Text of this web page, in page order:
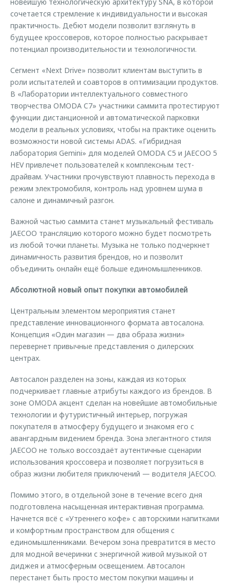
сочетается стремление к индивидуальности и высокая
практичность. Дебют модели позволит взглянуть в
будущее кроссоверов, которое полностью раскрывает
потенциал производительности и технологичности.
Сегмент «Next Drive» позволит клиентам выступить в
роли испытателей и соавторов в оптимизации продуктов.
В «Лаборатории интеллектуального совместного
творчества OMODA C7» участники саммита протестируют
функции дистанционной и автоматической парковки
модели в реальных условиях, чтобы на практике оценить
возможности новой системы ADAS. «Гибридная
лаборатория Gemini» для моделей OMODA C5 и JAECOO 5
HEV привлечет пользователей к комплексным тест-
драйвам. Участники прочувствуют плавность перехода в
режим электромобиля, контроль над уровнем шума в
салоне и динамичный разгон.
Важной частью саммита станет музыкальный фестиваль
JAECOO трансляцию которого можно будет посмотреть
из любой точки планеты. Музыка не только подчеркнет
динамичность развития брендов, но и позволит
объединить онлайн ещё больше единомышленников.
Абсолютной новый опыт покупки автомобилей
Центральным элементом мероприятия станет
представление инновационного формата автосалона.
Концепция «Один магазин — два образа жизни»
перевернет привычные представления о дилерских
центрах.
Автосалон разделен на зоны, каждая из которых
подчеркивает главные атрибуты каждого из брендов. В
зоне OMODA акцент сделан на новейшие автомобильные
технологии и футуристичный интерьер, погружая
покупателя в атмосферу будущего и знакомя его с
авангардным видением бренда. Зона элегантного стиля
JAECOO не только воссоздаёт аутентичные сценарии
использования кроссовера и позволяет погрузиться в
образ жизни любителя приключений — водителя JAECOO.
Помимо этого, в отдельной зоне в течение всего дня
подготовлена насыщенная интерактивная программа.
Начнется всё с «Утреннего кофе» с авторскими напитками
и комфортным пространством для общения с
единомышленниками. Вечером зона превратится в место
для модной вечеринки с энергичной живой музыкой от
диджея и атмосферным освещением. Автосалон
перестанет быть просто местом покупки машины и